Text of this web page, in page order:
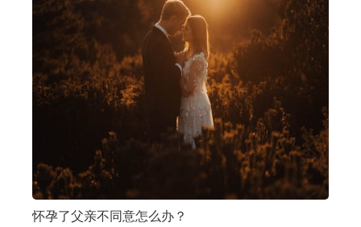
怀孕了父亲不同意怎么办？